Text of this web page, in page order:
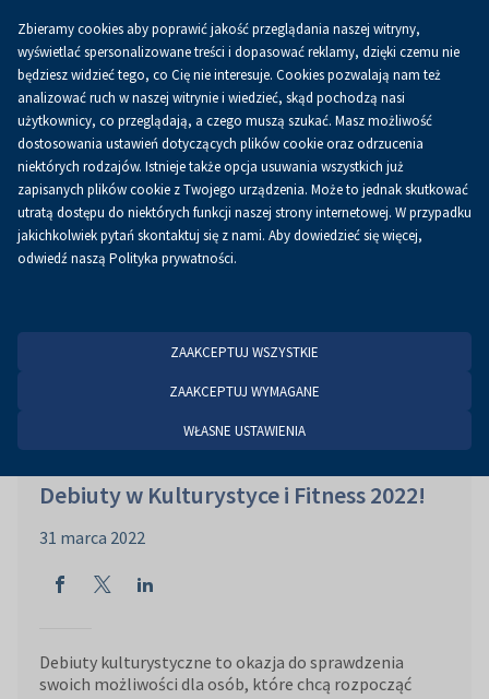
PL
Strona główna Aktualności
Aktualności
Debiuty w Kulturystyce i Fitness 2022!
31 marca 2022
Debiuty kulturystyczne to okazja do sprawdzenia
swoich możliwości dla osób, które chcą rozpocząć
Zbieramy cookies aby poprawić jakość przeglądania naszej witryny,
wyświetlać spersonalizowane treści i dopasować reklamy, dzięki czemu nie
będziesz widzieć tego, co Cię nie interesuje. Cookies pozwalają nam też
analizować ruch w naszej witrynie i wiedzieć, skąd pochodzą nasi
użytkownicy, co przeglądają, a czego muszą szukać. Masz możliwość
dostosowania ustawień dotyczących plików cookie oraz odrzucenia
niektórych rodzajów. Istnieje także opcja usuwania wszystkich już
zapisanych plików cookie z Twojego urządzenia. Może to jednak skutkować
utratą dostępu do niektórych funkcji naszej strony internetowej. W przypadku
jakichkolwiek pytań skontaktuj się z nami. Aby dowiedzieć się więcej,
odwiedź naszą Polityka prywatności.
ZAAKCEPTUJ WSZYSTKIE
ZAAKCEPTUJ WYMAGANE
WŁASNE USTAWIENIA